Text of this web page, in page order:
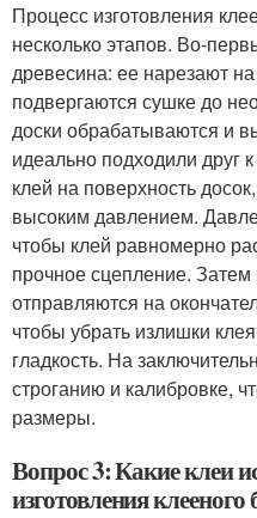
Процесс изготовления
несколько этапов. Во-
древесина: ее нарезают
подвергаются сушке до
доски обрабатываются и
идеально подходили друг
клей на поверхность
высоким давлением.
чтобы клей равномерно
прочное сцепление.
отправляются на
чтобы убрать излишки
гладкость. На
строганию и калибровке,
размеры.
Вопрос 3: Какие клеи
изготовления клееного